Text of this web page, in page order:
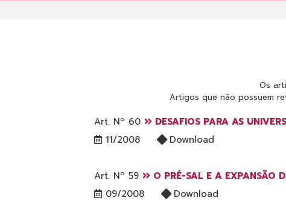
Os
Artigos que não possuem
Art. Nº 60
DESAFIOS PARA AS
11/2008 Download
Art. Nº 59
O PRÉ-SAL E A EXPANSÃO
09/2008 Download